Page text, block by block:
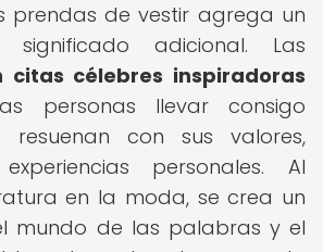
prendas de vestir agrega un
adicional. Las
citas célebres inspiradoras
personas llevar consigo
resuenan con sus valores,
personales. Al
en la moda, se crea un
mundo de las palabras y el